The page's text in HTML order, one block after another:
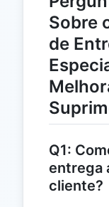
Sobre
de
Q1:
entrega
cliente?